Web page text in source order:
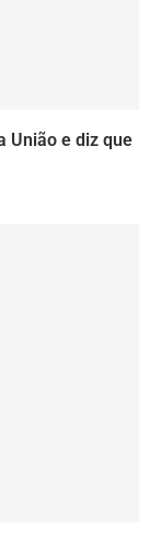
União e diz que